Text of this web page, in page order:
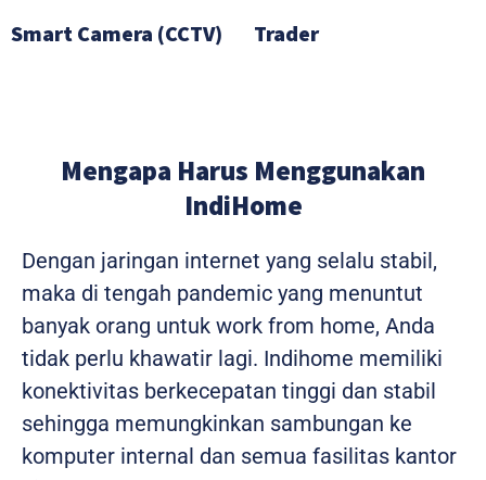
Smart Camera (CCTV) Trader
Mengapa Harus Menggunakan
IndiHome
Dengan jaringan internet yang selalu stabil,
maka di tengah pandemic yang menuntut
banyak orang untuk work from home, Anda
tidak perlu khawatir lagi. Indihome memiliki
konektivitas berkecepatan tinggi dan stabil
sehingga memungkinkan sambungan ke
komputer internal dan semua fasilitas kantor